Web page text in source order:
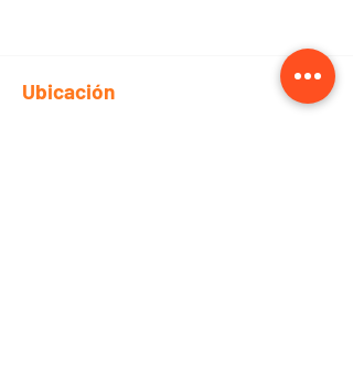
Ubicación